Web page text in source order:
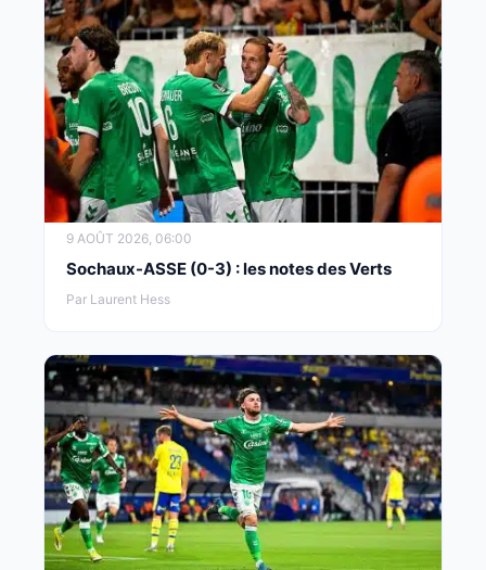
9 AOÛT 2026, 06:00
Sochaux-ASSE (0-3) : les notes des Verts
Par Laurent Hess